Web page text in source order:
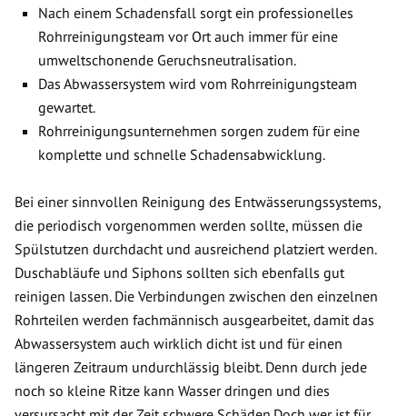
Nach einem Schadensfall sorgt ein professionelles
Rohrreinigungsteam vor Ort auch immer für eine
umweltschonende Geruchsneutralisation.
Das Abwassersystem wird vom Rohrreinigungsteam
gewartet.
Rohrreinigungsunternehmen sorgen zudem für eine
komplette und schnelle Schadensabwicklung.
Bei einer sinnvollen Reinigung des Entwässerungssystems,
die periodisch vorgenommen werden sollte, müssen die
Spülstutzen durchdacht und ausreichend platziert werden.
Duschabläufe und Siphons sollten sich ebenfalls gut
reinigen lassen. Die Verbindungen zwischen den einzelnen
Rohrteilen werden fachmännisch ausgearbeitet, damit das
Abwassersystem auch wirklich dicht ist und für einen
längeren Zeitraum undurchlässig bleibt. Denn durch jede
noch so kleine Ritze kann Wasser dringen und dies